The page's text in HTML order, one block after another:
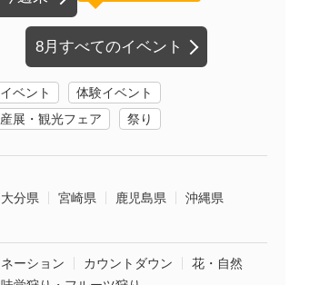
8月すべてのイベント
ベント
体験イベント
展・観光フェア
祭り
大分県 宮崎県 鹿児島県
沖縄県
ーション カウントダウン
花・自然